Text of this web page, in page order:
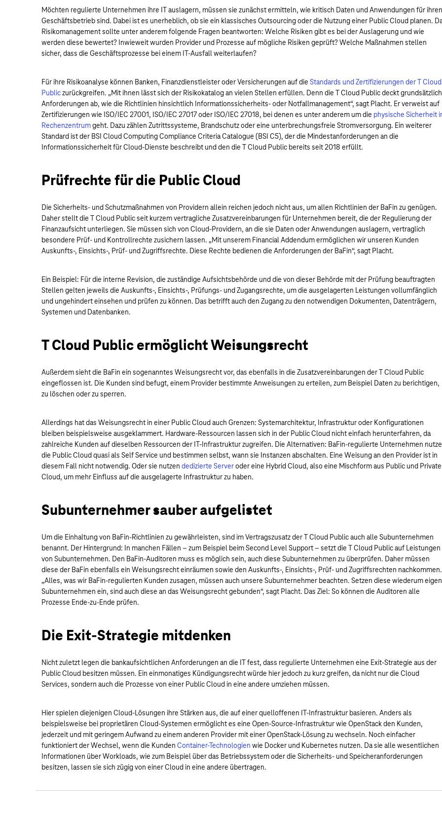
Möchten regulierte Unternehmen ihre IT auslagern, müssen sie zunächst ermitteln, wie kritisch Daten und Anwendungen für ihren
Geschäftsbetrieb sind. Dabei ist es unerheblich, ob sie ein klassisches Outsourcing oder die Nutzung einer Public Cloud planen.
Risikomanagement sollte unter anderem folgende Fragen beantworten: Welche Risiken gibt es bei der Auslagerung und wie
werden diese bewertet? Inwieweit wurden Provider und Prozesse auf mögliche Risiken geprüft? Welche Maßnahmen stellen
sicher, dass die Geschäftsprozesse bei einem IT-Ausfall weiterlaufen?
Für ihre Risikoanalyse können Banken, Finanzdienstleister oder Versicherungen auf die Standards und Zertifizierungen der T Cloud
Publiczurückgreifen. „Mit ihnen lässt sich der Risikokatalog an vielen Stellen erfüllen. Denn die T Cloud Public deckt
Anforderungen ab, wie die Richtlinien hinsichtlich Informationssicherheits- oder Notfallmanagement“, sagt Placht. Er verweist auf
Zertifizierungen wie ISO/IEC 27001, ISO/IEC 27017 oder ISO/IEC 27018, bei denen es unter anderem um die physische Sicherheit
Rechenzentrumgeht. Dazu zählen Zutrittssysteme, Brandschutz oder eine unterbrechungsfreie Stromversorgung. Ein weiterer
Standard ist der BSI Cloud Computing Compliance Criteria Catalogue (BSI C5), der die Mindestanforderungen an die
Informationssicherheit für Cloud-Dienste beschreibt und den die T Cloud Public bereits seit 2018 erfüllt.
Prüfrechte für die Public Cloud
Die Sicherheits- und Schutzmaßnahmen von Providern allein reichen jedoch nicht aus, um allen Richtlinien der BaFin zu genügen.
Daher stellt die T Cloud Public seit kurzem vertragliche Zusatzvereinbarungen für Unternehmen bereit, die der Regulierung der
Finanzaufsicht unterliegen. Sie müssen sich von Cloud-Providern, an die sie Daten oder Anwendungen auslagern, vertraglich
besondere Prüf- und Kontrollrechte zusichern lassen. „Mit unserem Financial Addendum ermöglichen wir unseren Kunden
Auskunfts-, Einsichts-, Prüf- und Zugriffsrechte. Diese Rechte bedienen die Anforderungen der BaFin“, sagt Placht.
Ein Beispiel: Für die interne Revision, die zuständige Aufsichtsbehörde und die von dieser Behörde mit der Prüfung beauftragten
Stellen gelten jeweils die Auskunfts-, Einsichts-, Prüfungs- und Zugangsrechte, um die ausgelagerten Leistungen vollumfänglich
und ungehindert einsehen und prüfen zu können. Das betrifft auch den Zugang zu den notwendigen Dokumenten, Datenträgern,
Systemen und Datenbanken.
T Cloud Public ermöglicht Weisungsrecht
Außerdem sieht die BaFin ein sogenanntes Weisungsrecht vor, das ebenfalls in die Zusatzvereinbarungen der T Cloud Public
eingeflossen ist. Die Kunden sind befugt, einem Provider bestimmte Anweisungen zu erteilen, zum Beispiel Daten zu berichtigen,
zu löschen oder zu sperren.
Allerdings hat das Weisungsrecht in einer Public Cloud auch Grenzen: Systemarchitektur, Infrastruktur oder Konfigurationen
bleiben beispielsweise ausgeklammert. Hardware-Ressourcen lassen sich in der Public Cloud nicht einfach herunterfahren, da
zahlreiche Kunden auf dieselben Ressourcen der IT-Infrastruktur zugreifen. Die Alternativen: BaFin-regulierte Unternehmen
die Public Cloud quasi als Self Service und bestimmen selbst, wann sie Instanzen abschalten. Eine Weisung an den Provider ist in
diesem Fall nicht notwendig. Oder sie nutzen dedizierte Serveroder eine Hybrid Cloud, also eine Mischform aus Public und Private
Cloud, um mehr Einfluss auf die ausgelagerte Infrastruktur zu haben.
Subunternehmer sauber aufgelistet
Um die Einhaltung von BaFin-Richtlinien zu gewährleisten, sind im Vertragszusatz der T Cloud Public auch alle Subunternehmen
benannt. Der Hintergrund: In manchen Fällen – zum Beispiel beim Second Level Support – setzt die T Cloud Public auf Leistungen
von Subunternehmen. Den BaFin-Auditoren muss es möglich sein, auch diese Subunternehmen zu überprüfen. Daher müssen
diese der BaFin ebenfalls ein Weisungsrecht einräumen sowie den Auskunfts-, Einsichts-, Prüf- und Zugriffsrechten nachkommen.
„Alles, was wir BaFin-regulierten Kunden zusagen, müssen auch unsere Subunternehmer beachten. Setzen diese wiederum
Subunternehmen ein, sind auch diese an das Weisungsrecht gebunden“, sagt Placht. Das Ziel: So können die Auditoren alle
Prozesse Ende-zu-Ende prüfen.
Die Exit-Strategie mitdenken
Nicht zuletzt legen die bankaufsichtlichen Anforderungen an die IT fest, dass regulierte Unternehmen eine Exit-Strategie aus der
Public Cloud besitzen müssen. Ein einmonatiges Kündigungsrecht würde hier jedoch zu kurz greifen, da nicht nur die Cloud
Services, sondern auch die Prozesse von einer Public Cloud in eine andere umziehen müssen.
Hier spielen diejenigen Cloud-Lösungen ihre Stärken aus, die auf einer quelloffenen IT-Infrastruktur basieren. Anders als
beispielsweise bei proprietären Cloud-Systemen ermöglicht es eine Open-Source-Infrastruktur wie OpenStack den Kunden,
jederzeit und mit geringem Aufwand zu einem anderen Provider mit einer OpenStack-Lösung zu wechseln. Noch einfacher
funktioniert der Wechsel, wenn die Kunden Container-Technologien wie Docker und Kubernetes nutzen. Da sie alle wesentlichen
Informationen über Workloads, wie zum Beispiel über das Betriebssystem oder die Sicherheits- und Speicheranforderungen
besitzen, lassen sie sich zügig von einer Cloud in eine andere übertragen.